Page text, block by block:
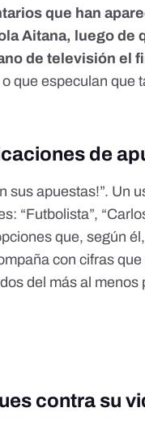
que han
Aitana, luego de
de televisión el
que especulan que
de
sus apuestas!”. Un
“Futbolista”,
que, según
con cifras
del más al menos
contra su